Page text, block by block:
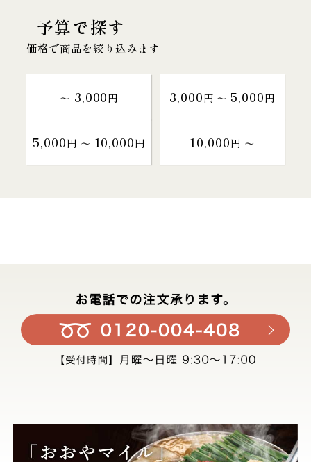
予算で探す
価格で商品を絞り込みます
～ 3,000円 3,000円 〜 5,000円
5,000円 〜 10,000円 10,000円 〜